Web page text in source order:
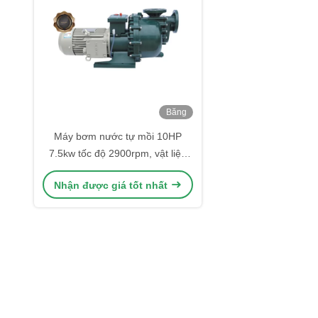
Băng
Máy bơm nước tự mồi 10HP
7.5kw tốc độ 2900rpm, vật liệu
PP PVDF kháng kiềm và ăn mòn
Nhận được giá tốt nhất